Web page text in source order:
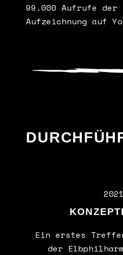
99.000 Aufrufe der
Aufzeichnung auf
2021
Ein erstes
der